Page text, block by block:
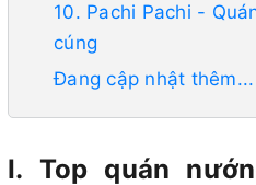
10. Pachi Pachi -
cúng
Đang cập nhật thêm...
I. Top quán